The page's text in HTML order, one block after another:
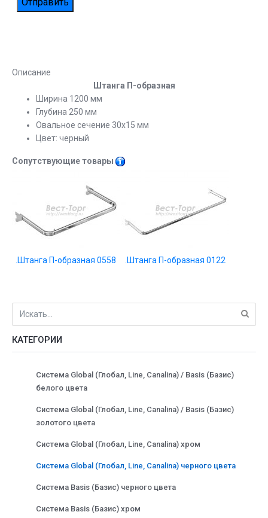
Описание
Штанга П-образная
Ширина 1200 мм
Глубина 250 мм
Овальное сечение 30х15 мм
Цвет: черный
Сопутствующие товары
.Штанга П-образная 0558 .Штанга П-образная 0122
КАТЕГОРИИ
Система Global (Глобал, Line, Canalina) / Basis (Базис)
белого цвета
Система Global (Глобал, Line, Canalina) / Basis (Базис)
золотого цвета
Система Global (Глобал, Line, Canalina) хром
Система Global (Глобал, Line, Canalina) черного цвета
Система Basis (Базис) черного цвета
Система Basis (Базис) хром